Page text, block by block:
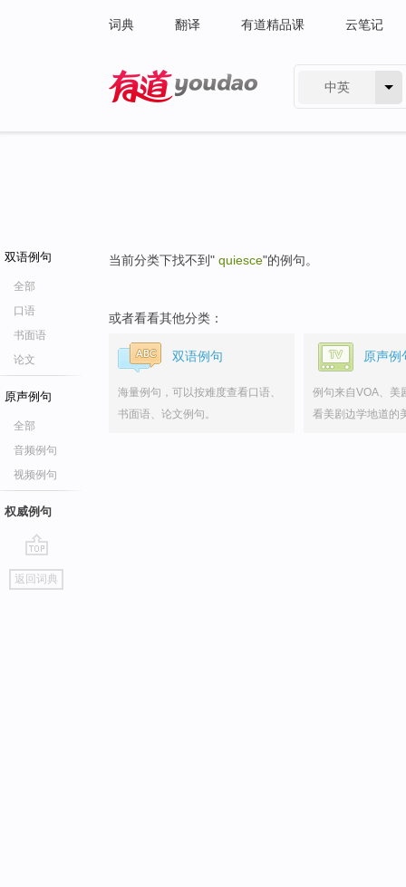
词典 翻译 有道精品课 云笔记
中英
双语例句
全部
口语
书面语
论文
原声例句
全部
音频例句
视频例句
权威例句
go
top
返回词典
当前分类下找不到" quiesce"的例句。
或者看看其他分类：
双语例句
海量例句，可以按难度查看口语、
书面语、论文例句。
原声例
例句来自VOA、美
看美剧边学地道的